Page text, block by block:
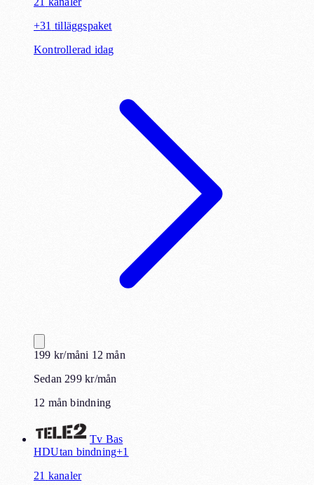
+31 tilläggspaket
Kontrollerad idag
199 kr/måni 12 mån
Sedan 299 kr/mån
12 mån bindning
Tv Bas
HDUtan bindning+1
21 kanaler